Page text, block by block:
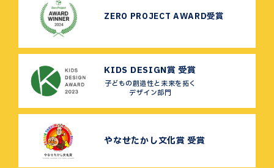
ZERO PROJECT AWARD受賞
KIDS DESIGN賞 受賞
子どもの創造性と未来を拓く
デザイン部門
やなせたかし文化賞 受賞